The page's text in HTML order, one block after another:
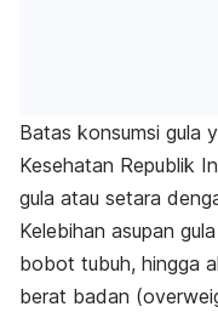
Batas konsumsi gula
Kesehatan Republik
gula atau setara
Kelebihan asupan
bobot tubuh, hingga
berat badan (